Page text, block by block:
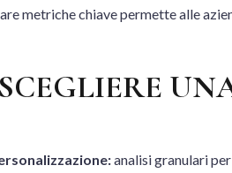
metriche chiave permette alle
analisi granulari